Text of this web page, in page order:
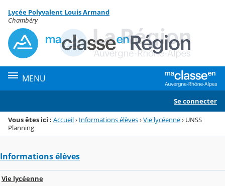
Menu de la rubrique
Contenu
Lycée Polyvalent Louis Armand
Chambéry
MENU
Se connecter
Vous êtes ici : Accueil› Informations élèves›Vie lycéenne› UNSS
Planning
Informations élèves
Vie lycéenne